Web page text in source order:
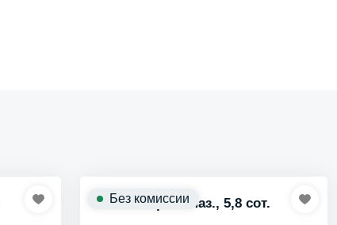
Участок пром. наз., 5,8 сот.
Без комиссии